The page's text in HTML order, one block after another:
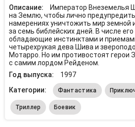
Описание:
Император Внеземелья
на Землю, чтобы лично
намерениях уничтожить мир земной
за семь библейских дней. В числе
обладающие инстинктами и
четырехрукая дева Шива и
Мотарро. Но им противостоят герои
с самим лордом Рейденом.
Год выпуска:
1997
Категории:
Фантастика
Триллер Боевик